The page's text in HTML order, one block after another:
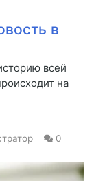
в
всей
на
0